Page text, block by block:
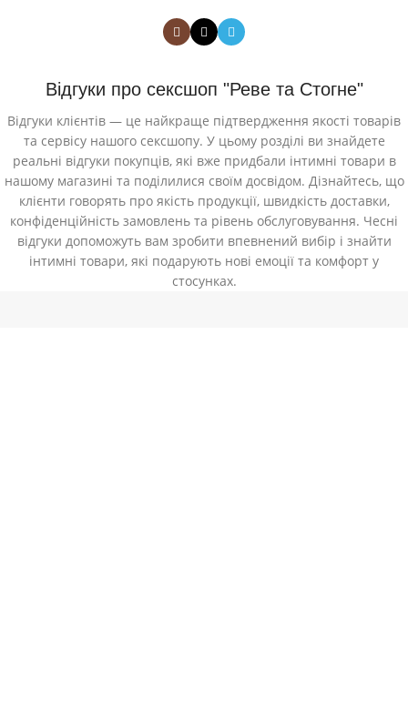
Відгуки про сексшоп "Реве та Стогне"
Відгуки клієнтів — це найкраще підтвердження якості товарів
та сервісу нашого сексшопу. У цьому розділі ви знайдете
реальні відгуки покупців, які вже придбали інтимні товари в
нашому магазині та поділилися своїм досвідом. Дізнайтесь, що
клієнти говорять про якість продукції, швидкість доставки,
конфіденційність замовлень та рівень обслуговування. Чесні
відгуки допоможуть вам зробити впевнений вибір і знайти
інтимні товари, які подарують нові емоції та комфорт у
стосунках.